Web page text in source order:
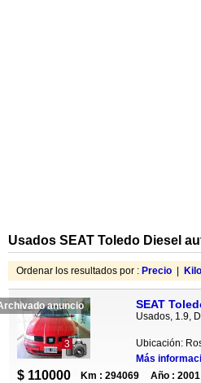
Usados SEAT Toledo Diesel
Ordenar los resultados por : Precio
anuncio
3
SEAT
Usados, 1.9,
Ubicación:
Más
$ 110000 Km : 294069
Año : 2001